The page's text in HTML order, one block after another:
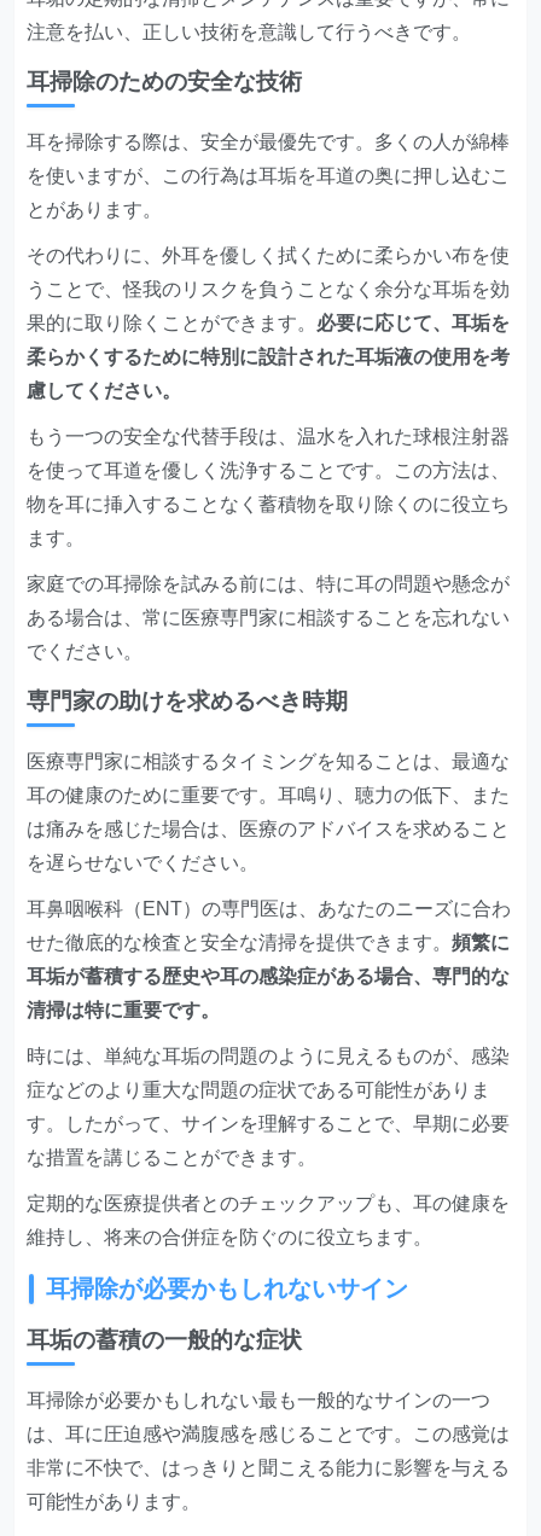
注意を払い、正しい技術を意識して行うべきです。
耳掃除のための安全な技術
耳を掃除する際は、安全が最優先です。多くの人が綿棒
を使いますが、この行為は耳垢を耳道の奥に押し込むこ
とがあります。
その代わりに、外耳を優しく拭くために柔らかい布を使
うことで、怪我のリスクを負うことなく余分な耳垢を効
果的に取り除くことができます。 必要に応じて、耳垢を
柔らかくするために特別に設計された耳垢液の使用を考
慮してください。
もう一つの安全な代替手段は、温水を入れた球根注射器
を使って耳道を優しく洗浄することです。この方法は、
物を耳に挿入することなく蓄積物を取り除くのに役立ち
ます。
家庭での耳掃除を試みる前には、特に耳の問題や懸念が
ある場合は、常に医療専門家に相談することを忘れない
でください。
専門家の助けを求めるべき時期
医療専門家に相談するタイミングを知ることは、最適な
耳の健康のために重要です。耳鳴り、聴力の低下、また
は痛みを感じた場合は、医療のアドバイスを求めること
を遅らせないでください。
耳鼻咽喉科（ENT）の専門医は、あなたのニーズに合わ
せた徹底的な検査と安全な清掃を提供できます。頻繁に
耳垢が蓄積する歴史や耳の感染症がある場合、専門的な
清掃は特に重要です。
時には、単純な耳垢の問題のように見えるものが、感染
症などのより重大な問題の症状である可能性がありま
す。したがって、サインを理解することで、早期に必要
な措置を講じることができます。
定期的な医療提供者とのチェックアップも、耳の健康を
維持し、将来の合併症を防ぐのに役立ちます。
耳掃除が必要かもしれないサイン
耳垢の蓄積の一般的な症状
耳掃除が必要かもしれない最も一般的なサインの一つ
は、耳に圧迫感や満腹感を感じることです。この感覚は
非常に不快で、はっきりと聞こえる能力に影響を与える
可能性があります。